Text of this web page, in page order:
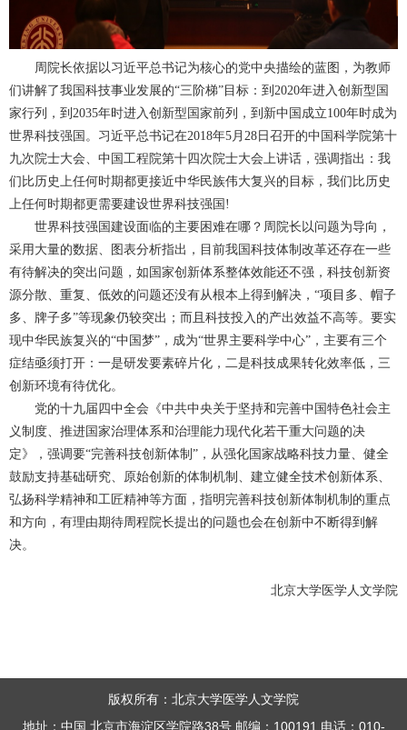
周院长依据以习近平总书记为核心的党中央描绘的蓝图，为教师
们讲解了我国科技事业发展的“三阶梯”目标：到2020年进入创新型国
家行列，到2035年时进入创新型国家前列，到新中国成立100年时成为
世界科技强国。习近平总书记在2018年5月28日召开的中国科学院第十
九次院士大会、中国工程院第十四次院士大会上讲话，强调指出：我
们比历史上任何时期都更接近中华民族伟大复兴的目标，我们比历史
上任何时期都更需要建设世界科技强国!
世界科技强国建设面临的主要困难在哪？周院长以问题为导向，
采用大量的数据、图表分析指出，目前我国科技体制改革还存在一些
有待解决的突出问题，如国家创新体系整体效能还不强，科技创新资
源分散、重复、低效的问题还没有从根本上得到解决，“项目多、帽子
多、牌子多”等现象仍较突出；而且科技投入的产出效益不高等。要实
现中华民族复兴的“中国梦”，成为“世界主要科学中心”，主要有三个
症结亟须打开：一是研发要素碎片化，二是科技成果转化效率低，三
创新环境有待优化。
党的十九届四中全会《中共中央关于坚持和完善中国特色社会主
义制度、 推进国家治理体系和治理能力现代化若干重大问题的决
定》，强调要“完善科技创新体制”，从强化国家战略科技力量、健全
鼓励支持基础研究、原始创新的体制机制、建立健全技术创新体系、
弘扬科学精神和工匠精神等方面，指明完善科技创新体制机制的重点
和方向，有理由期待周程院长提出的问题也会在创新中不断得到解
决。
北京大学医学人文学院
版权所有：北京大学医学人文学院
地址：中国 北京市海淀区学院路38号 邮编：100191 电话：010-